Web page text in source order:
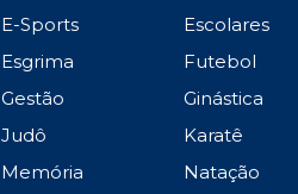
E-Sports
Escolares
Esgrima
Futebol
Gestão
Ginástica
Judô
Karatê
Memória
Natação